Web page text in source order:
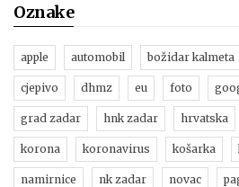
Oznake
apple automobil božidar kalmeta
cjepivo dhmz eu foto
grad zadar hnk zadar hrvatska
korona koronavirus košarka
namirnice nk zadar novac